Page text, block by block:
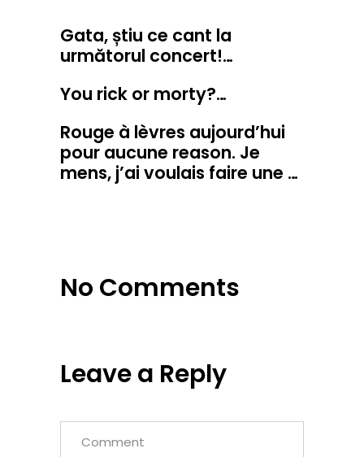
Gata, știu ce cant la
următorul concert!…
You rick or morty?…
Rouge à lèvres aujourd’hui
pour aucune reason. Je
mens, j’ai voulais faire une …
No Comments
Leave a Reply